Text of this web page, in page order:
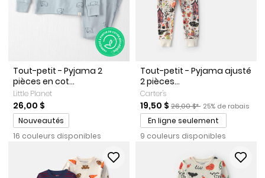
Tout-petit - Pyjama 2
pièces en cot...
Little Planet
26,00 $
Promotions
Nouveautés
16 couleurs disponibles
Tout-petit - Pyjama ajusté
2 pièces...
Carter's
Prix de solde
19,50 $ Prix ​​de détail suggéré par
26,00 $* Pourcentage de
25% de rabais
En ligne seulement
9 couleurs disponibles